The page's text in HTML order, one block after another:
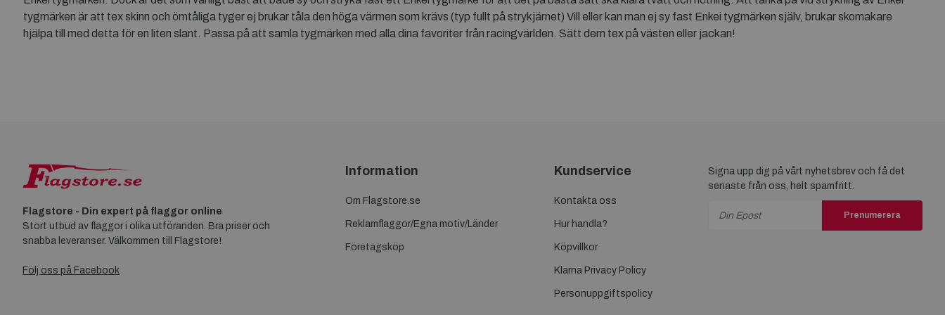
tygmärken är att tex skinn och ömtåliga tyger ej brukar tåla den höga värmen som krävs (typ fullt på strykjärnet) Vill eller kan man ej sy fast Enkei tygmärken själv, brukar skomakare
hjälpa till med detta för en liten slant. Passa på att samla tygmärken med alla dina favoriter från racingvärlden. Sätt dem tex på västen eller jackan!
Flagstore - Din expert på flaggor online
Stort utbud av flaggor i olika utföranden. Bra priser och
snabba leveranser. Välkommen till Flagstore!
Följ oss på Facebook
Information
Om Flagstore.se
Reklamflaggor/Egna motiv/Länder
Företagsköp
Kundservice
Kontakta oss
Hur handla?
Köpvillkor
Klarna Privacy Policy
Personuppgiftspolicy
Signa upp dig på vårt nyhetsbrev och få det
senaste från oss, helt spamfritt.
Prenumerera